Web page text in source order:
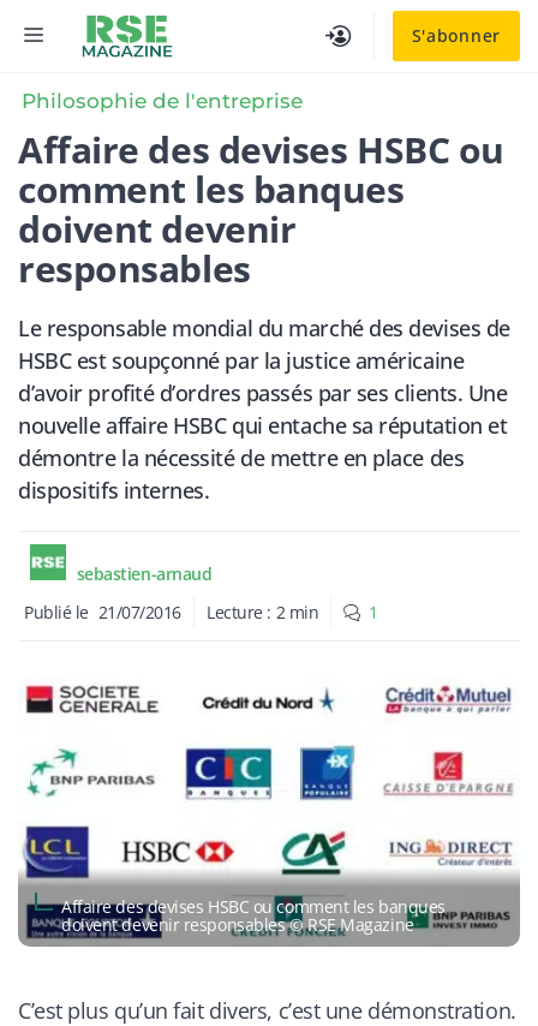
S'abonner
MENU
Philosophie de l'entreprise
Affaire des devises HSBC ou
comment les banques
doivent devenir
responsables
Le responsable mondial du marché des devises de
HSBC est soupçonné par la justice américaine
d’avoir profité d’ordres passés par ses clients. Une
nouvelle affaire HSBC qui entache sa réputation et
démontre la nécessité de mettre en place des
dispositifs internes.
sebastien-arnaud
Publié le 21/07/2016 Lecture : 2 min 1
Affaire des devises HSBC ou comment les banques
doivent devenir responsables © RSE Magazine
C’est plus qu’un fait divers, c’est une démonstration.